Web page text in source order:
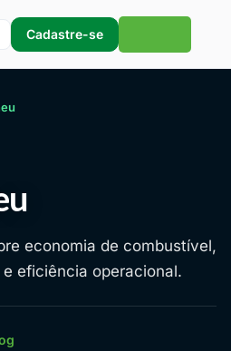
Cadastre-se
economia de combustível,
eficiência operacional.